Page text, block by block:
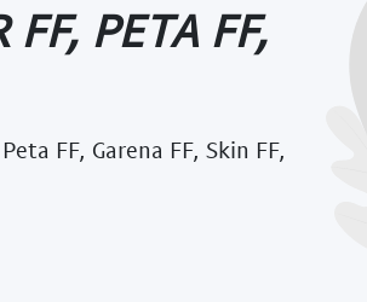
FF, PETA FF,
FF, Garena FF, Skin FF,